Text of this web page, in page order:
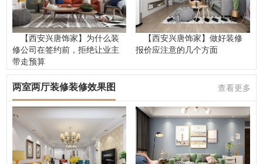
【西安兴唐饰家】为什么装
修公司在签约前，拒绝让业主
带走预算
【西安兴唐饰家】做好装修
报价应注意的几个方面
两室两厅装修装修效果图 查看更多